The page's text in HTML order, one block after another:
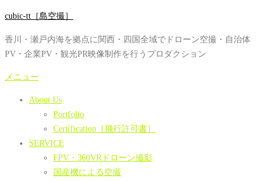
コ
テ
ン
ツ
cubic-tt［島空撮］
香川・瀬戸内海を拠点に関西・四国全域でドローン空撮・自治体
PV・企業PV・観光PR映像制作を行うプロダクション
メニュー
About Us
Portfolio
Certification［飛行許可書］
SERVICE
FPV・360VRドローン撮影
国産機による空撮